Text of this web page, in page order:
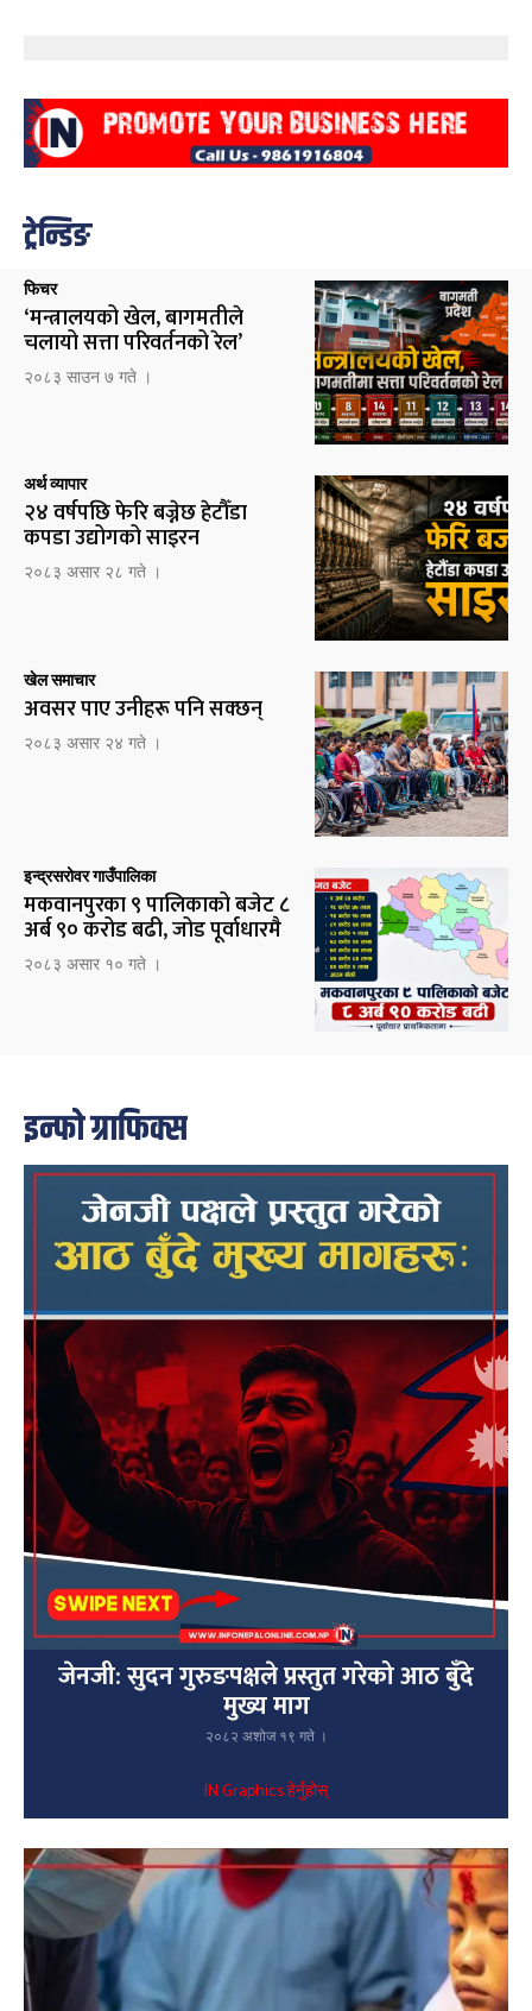
ट्रेन्डिङ
फिचर
‘मन्त्रालयको खेल, बागमतीले
चलायो सत्ता परिवर्तनको रेल’
२०८३ साउन ७ गते ।
अर्थ व्यापार
२४ वर्षपछि फेरि बज्नेछ हेटौँडा
कपडा उद्योगको साइरन
२०८३ असार २८ गते ।
खेल समाचार
अवसर पाए उनीहरू पनि सक्छन्
२०८३ असार २४ गते ।
इन्द्रसरोवर गाउँपालिका
मकवानपुरका ९ पालिकाको बजेट ८
अर्ब ९० करोड बढी, जोड पूर्वाधारमै
२०८३ असार १० गते ।
इन्फो ग्राफिक्स
जेनजी: सुदन गुरुङपक्षले प्रस्तुत गरेको आठ बुँदे
मुख्य माग
२०८२ अशोज १९ गते ।
IN Graphics हेर्नुहोस्